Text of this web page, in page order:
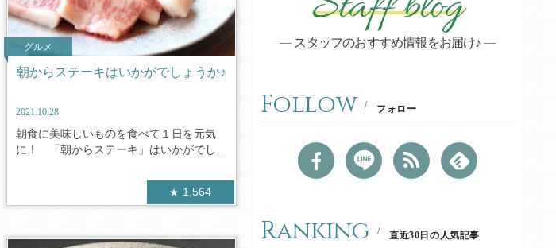
グルメ
朝からステーキはいかがでしょうか♪
2021.10.28
朝食に美味しいものを食べて１日を元気
に！ 「朝からステーキ」はいかがでし...
1,564
スタッフのおすすめ情報をお届け♪
Follow フォロー
Ranking 直近30日の人気記事